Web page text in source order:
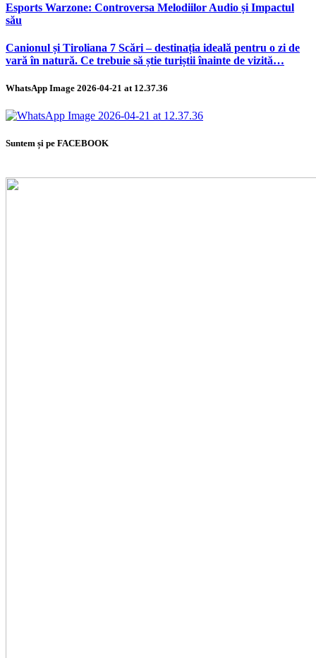
Esports Warzone: Controversa Melodiilor Audio și Impactul
său
Canionul și Tiroliana 7 Scări – destinația ideală pentru o zi de
vară în natură. Ce trebuie să știe turiștii înainte de vizită…
WhatsApp Image 2026-04-21 at 12.37.36
Suntem și pe FACEBOOK